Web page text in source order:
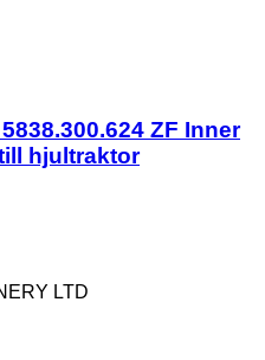
ZF Inner
hjultraktor
LTD